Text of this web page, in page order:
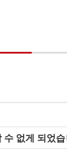
없게 되었